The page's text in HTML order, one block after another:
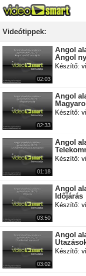
Videótippek:
02:03
Angol
Angol
Készítő:
02:33
Angol
Készítő:
01:18
Angol
Készítő:
03:50
Angol
Időjárás
Készítő:
03:02
Angol
Készítő: